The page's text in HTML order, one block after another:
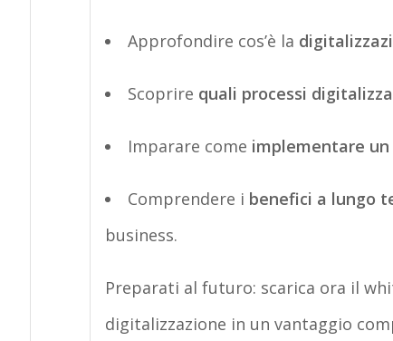
Approfondire cos’è la
Scoprire quali processi
Imparare come implementare
Comprendere i benefici a lungo
business.
Preparati al futuro: scarica ora il
digitalizzazione in un vantaggio